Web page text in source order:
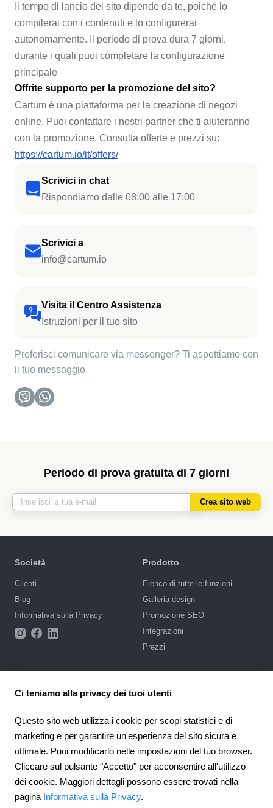
Scrivici in chat
Rispondiamo dalle 08:00 alle 17:00
Scrivici a
info@cartum.io
Visita il Centro Assistenza
Istruzioni per il tuo sito
Preferisci comunicare via messenger? Ti aspettiamo con
il tuo messaggio.
Il tempo di lancio del sito dipende da te, poiché lo
compilerai con i contenuti e lo configurerai
autonomamente. Il periodo di prova dura 7 giorni,
durante i quali puoi completare la configurazione
principale
Offrite supporto per la promozione del sito?
Cartum è una piattaforma per la creazione di negozi
online. Puoi contattare i nostri partner che ti aiuteranno
con la promozione. Consulta offerte e prezzi su:
https://cartum.io/it/offers/
Periodo di prova gratuita di 7 giorni
Crea sito web
Società
Сlienti
Blog
Informativa sulla Privacy
Prodotto
Elenco di tutte le funzioni
Galleria design
Promozione SEO
Integrazioni
Prezzi
Base di conoscenze
Appalti pubblici
Partnership
Programma di affiliazione
4.6 924recensioni
Italy
Ci teniamo alla privacy dei tuoi utenti
Questo sito web utilizza i cookie per scopi statistici e di
marketing e per garantire un'esperienza del sito sicura e
ottimale. Puoi modificarlo nelle impostazioni del tuo browser.
Cliccare sul pulsante "Accetto" per acconsentire all'utilizzo
dei cookie. Maggiori dettagli possono essere trovati nella
pagina Informativa sulla Privacy.